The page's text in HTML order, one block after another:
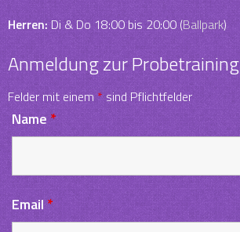
Herren:Di & Do 18:00 bis 20:00 (Ballpark)
Anmeldung zur Probetraining
Felder mit einem *sind Pflichtfelder
Name*
Email*